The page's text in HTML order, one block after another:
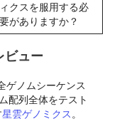
ィクスを服用する必
要がありますか？
ビュー
ゲノムシーケンス
配列全体をテスト
星雲ゲノミクス 。